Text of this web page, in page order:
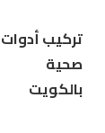
تركيب أدوات
صحية
بالكويت